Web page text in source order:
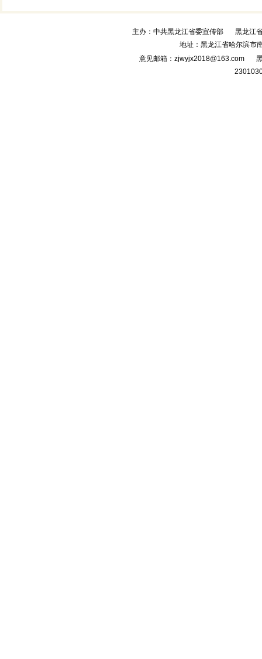
主办：中共黑龙江省委宣传部
黑龙江
地址：黑龙江省哈尔滨市
意见邮箱：zjwyjx2018@163.com